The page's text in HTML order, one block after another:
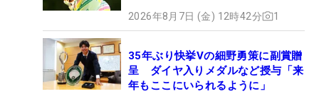
2026年8月7日 (金) 12時42分 1
35年ぶり快挙Vの細野勇策に副賞贈
呈 ダイヤ入りメダルなど授与「来
年もここにいられるように」